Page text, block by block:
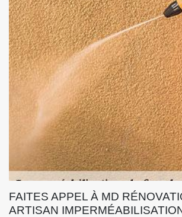
FAITES APPEL À MD
ARTISAN